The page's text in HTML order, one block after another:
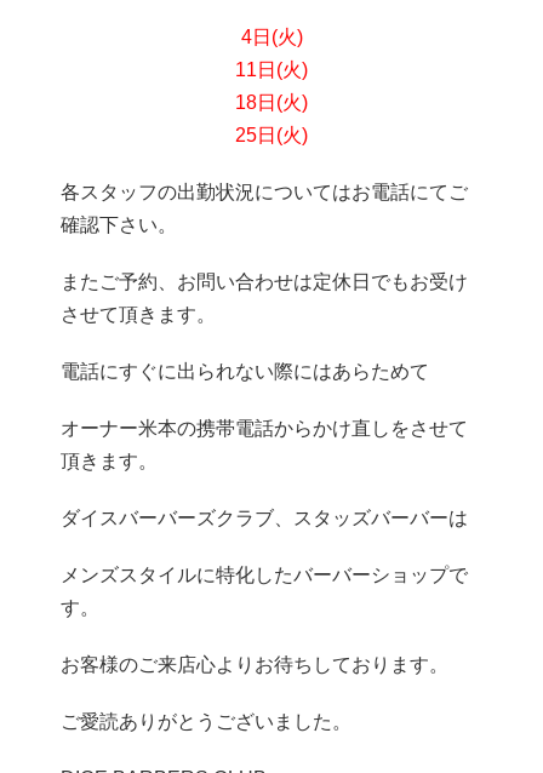
4日(火)
11日(火)
18日(火)
25日(火)
各スタッフの出勤状況についてはお電話にてご
確認下さい。
またご予約、お問い合わせは定休日でもお受け
させて頂きます。
電話にすぐに出られない際にはあらためて
オーナー米本の携帯電話からかけ直しをさせて
頂きます。
ダイスバーバーズクラブ、スタッズバーバーは
メンズスタイルに特化したバーバーショップで
す。
お客様のご来店心よりお待ちしております。
ご愛読ありがとうございました。